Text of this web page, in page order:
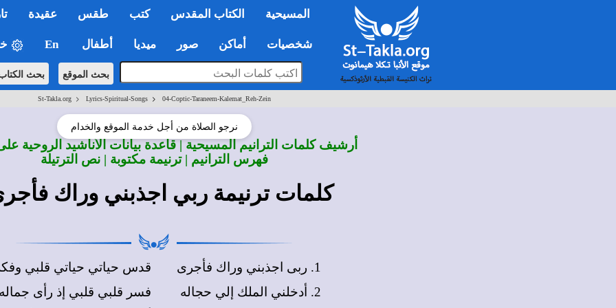
المسيحية الكتاب المقدس كتب طقس عقيدة
شخصيات أماكن صور ميديا أطفال En
بحث الموقع بحث
St-Takla.org> Lyrics-Spiritual-Songs> 04-Coptic-Taraneem-Kalemat_Reh-Zein
نرجو الصلاة من أجل خدمة الموقع والخدام
أرشيف كلمات الترانيم المسيحية | قاعدة بيانات الأناشيد الروحية
فهرس الترانيم | ترنيمة مكتوبة | نص الترتيلة
كلمات ترنيمة ربي اجذبني وراك
1. ربى اجذبني وراك فأجرى
قدس حياتي حياتي قلبي
2.
أدخلني الملك إلي حجاله
فسر قلبي قلبي إذ رأى